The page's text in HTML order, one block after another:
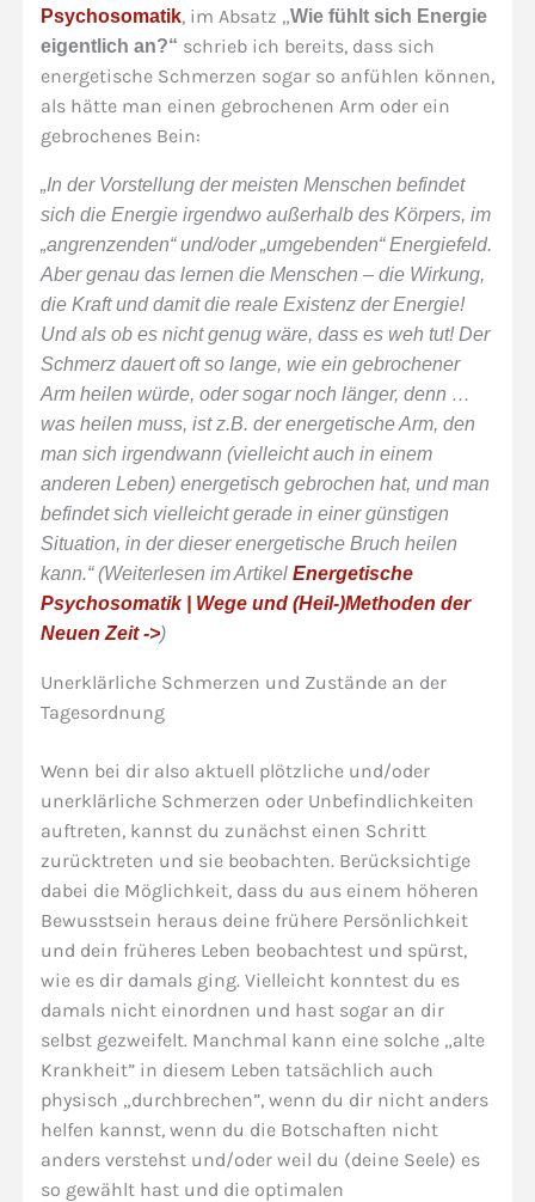
Psychosomatik, im Absatz „Wie fühlt sich Energie
eigentlich an?“ schrieb ich bereits, dass sich
energetische Schmerzen sogar so anfühlen können,
als hätte man einen gebrochenen Arm oder ein
gebrochenes Bein:
„In der Vorstellung der meisten Menschen befindet
sich die Energie irgendwo außerhalb des Körpers, im
„angrenzenden“ und/oder „umgebenden“ Energiefeld.
Aber genau das lernen die Menschen – die Wirkung,
die Kraft und damit die reale Existenz der Energie!
Und als ob es nicht genug wäre, dass es weh tut! Der
Schmerz dauert oft so lange, wie ein gebrochener
Arm heilen würde, oder sogar noch länger, denn …
was heilen muss, ist z.B. der energetische Arm, den
man sich irgendwann (vielleicht auch in einem
anderen Leben) energetisch gebrochen hat, und man
befindet sich vielleicht gerade in einer günstigen
Situation, in der dieser energetische Bruch heilen
kann.“ (Weiterlesen im Artikel Energetische
Psychosomatik | Wege und (Heil-)Methoden der
Neuen Zeit ->)
Unerklärliche Schmerzen und Zustände an der
Tagesordnung
Wenn bei dir also aktuell plötzliche und/oder
unerklärliche Schmerzen oder Unbefindlichkeiten
auftreten, kannst du zunächst einen Schritt
zurücktreten und sie beobachten. Berücksichtige
dabei die Möglichkeit, dass du aus einem höheren
Bewusstsein heraus deine frühere Persönlichkeit
und dein früheres Leben beobachtest und spürst,
wie es dir damals ging. Vielleicht konntest du es
damals nicht einordnen und hast sogar an dir
selbst gezweifelt. Manchmal kann eine solche „alte
Krankheit” in diesem Leben tatsächlich auch
physisch „durchbrechen”, wenn du dir nicht anders
helfen kannst, wenn du die Botschaften nicht
anders verstehst und/oder weil du (deine Seele) es
so gewählt hast und die optimalen